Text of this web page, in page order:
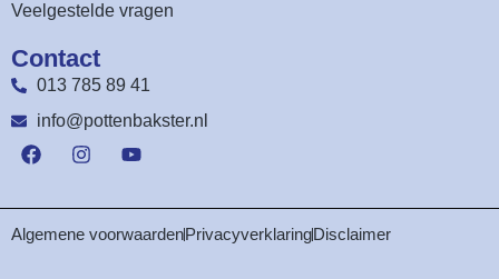
Veelgestelde vragen
Contact
013 785 89 41
info@pottenbakster.nl
Algemene voorwaardenPrivacyverklaringDisclaimer